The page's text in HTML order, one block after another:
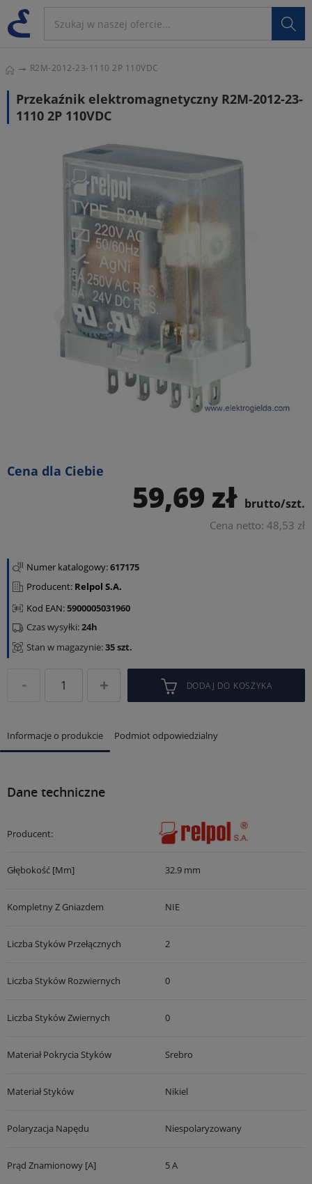

R2M-2012-23-1110 2P 110VDC
Przekaźnik elektromagnetyczny R2M-2012-23-
1110 2P 110VDC
Cena dla Ciebie
59,69 zł brutto/szt.
Cena netto: 48,53 zł
Numer katalogowy:617175
Producent: Relpol S.A.
Kod EAN:5900005031960
Stan w magazynie:35 szt.
Czas wysyłki:24h
DODAJ DO KOSZYKA
Informacje o produkcie Podmiot odpowiedzialny
Dane techniczne
Producent:
Głębokość [mm] 32.9 mm
Kompletny Z Gniazdem NIE
Liczba Styków Przełącznych 2
Liczba Styków Rozwiernych 0
Liczba Styków Zwiernych 0
Materiał Pokrycia Styków Srebro
Materiał Styków Nikiel
Polaryzacja Napędu Niespolaryzowany
Prąd Znamionowy [A] 5 A